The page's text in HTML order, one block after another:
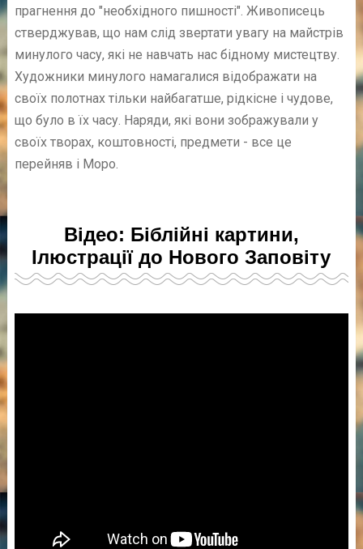
прагнення до "необхідного пишності". Живописець
стверджував, що нам слід звертати увагу на майстрів
минулого часу, які не навчать нас бідному мистецтву.
Художники минулого намагалися відображати на
своїх полотнах тільки найбагатше, рідкісне і чудове,
що було в їх часу. Наряди, які вони зображували у
своїх творах, коштовності, предмети - все це
перейняв і Моро.
Відео: Біблійні картини,
Ілюстрації до Нового Заповіту